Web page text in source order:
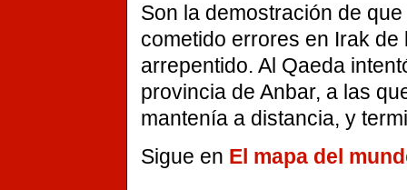
Son la demostración de
cometido errores en Irak
arrepentido. Al Qaeda
provincia de Anbar, a las
mantenía a distancia, y
Sigue en El mapa del